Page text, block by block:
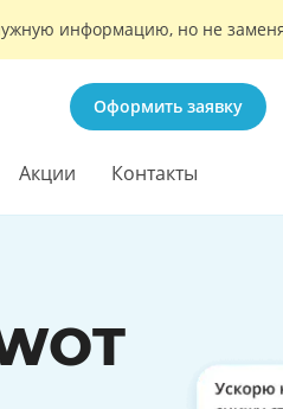
информацию, но не
Оформить заявку
Акции Контакты